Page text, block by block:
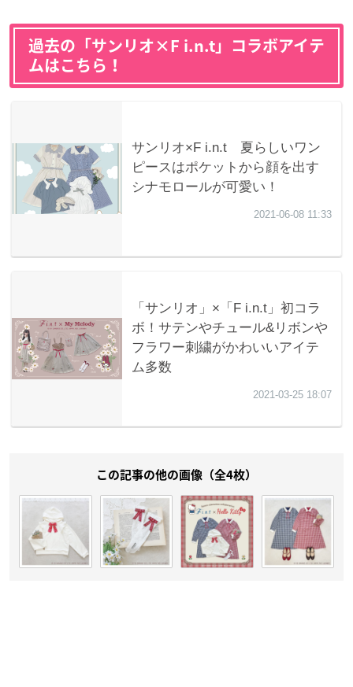
過去の「サンリオ×F i.n.t」コラボアイテ
ムはこちら！
この記事の他の画像（全4枚）